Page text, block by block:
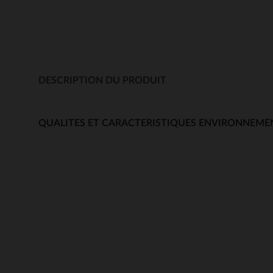
DESCRIPTION DU PRODUIT
QUALITES ET CARACTERISTIQUES